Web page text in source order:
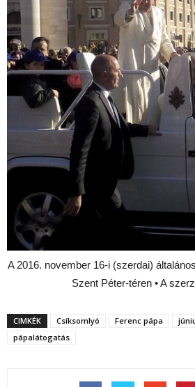
A 2016. november 16-i (szerdai)
Szent Péter-téren • A
CIMKÉK Csíksomlyó Ferenc pápa
pápalátogatás